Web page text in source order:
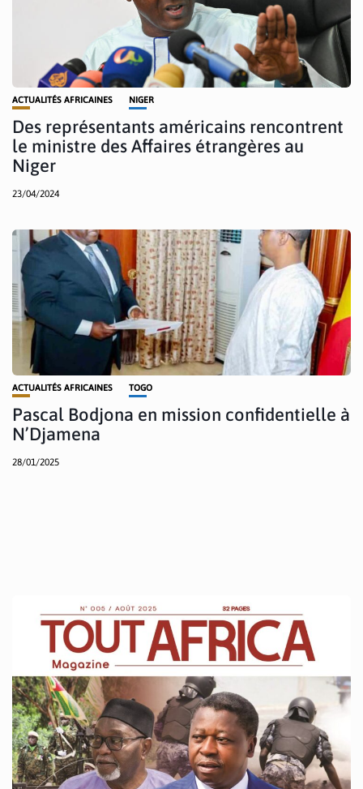
ACTUALITÉS AFRICAINES NIGER
Des représentants américains rencontrent
le ministre des Affaires étrangères au
Niger
23/04/2024
ACTUALITÉS AFRICAINES TOGO
Pascal Bodjona en mission confidentielle à
N’Djamena
28/01/2025